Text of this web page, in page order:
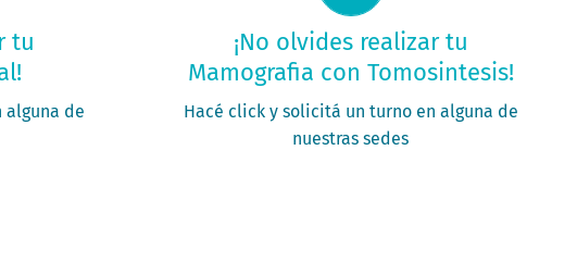
tu
alguna de
¡No olvides realizar tu
Mamografia con Tomosintesis!
Hacé click y solicitá un turno en alguna de
nuestras sedes
Solicitá tu turno ahora
PEDIR MI TURNO